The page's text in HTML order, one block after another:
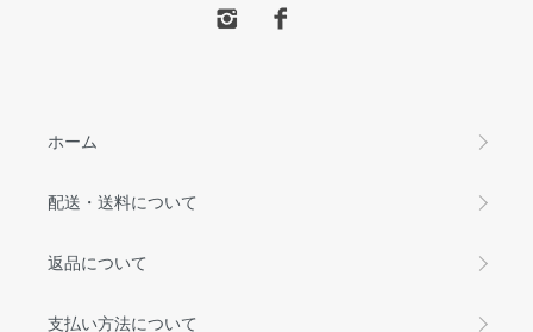
ホーム
配送・送料について
返品について
支払い方法について